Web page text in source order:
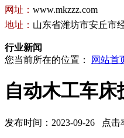
网址： www.mkzzz.com
地址： 山东省潍坊市安丘市
行业新闻
您当前所在的位置：
网站首
自动木工车床
发布时间：2023-09-26 点击